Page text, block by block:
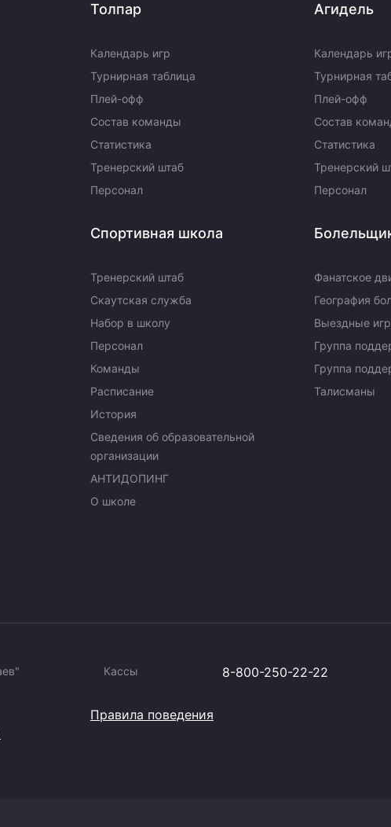
Толпар
Календарь игр
Турнирная таблица
Плей-офф
Состав команды
Статистика
Тренерский штаб
Персонал
Агидель
Календарь
Турнирная
Плей-офф
Состав
Статистика
Тренерский
Персонал
Спортивная школа
Тренерский штаб
Скаутская служба
Набор в школу
Персонал
Команды
Расписание
История
Сведения об образовательной
организации
АНТИДОПИНГ
О школе
Фанатское
География
Выездные
Группа
Группа
Талисманы
Кассы 8-800-250-22-22
Правила поведения